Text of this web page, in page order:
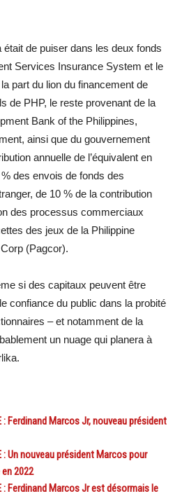
était de puiser dans les deux fonds
Services Insurance System et le
part du lion du financement de
de PHP, le reste provenant de la
Bank of the Philippines,
ainsi que du gouvernement
annuelle de l’équivalent en
des envois de fonds des
de 10 % de la contribution
des processus commerciaux
des jeux de la Philippine
(Pagcor).
si des capitaux peuvent être
confiance du public dans la probité
– et notamment de la
un nuage qui planera à
: Ferdinand Marcos Jr, nouveau président
: Un nouveau président Marcos pour
en 2022
: Ferdinand Marcos Jr est désormais le